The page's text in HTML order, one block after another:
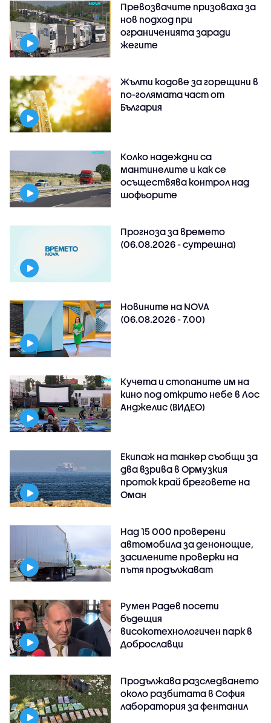
Превозвачите призоваха за
нов подход при
ограниченията заради
жегите
Жълти кодове за горещини в
по-голямата част от
България
Колко надеждни са
мантинелите и как се
осъществява контрол над
шофьорите
Прогноза за времето
(06.08.2026 - сутрешна)
Новините на NOVA
(06.08.2026 - 7.00)
Кучета и стопаните им на
кино под открито небе в Лос
Анджелис (ВИДЕО)
Екипаж на танкер съобщи за
два взрива в Ормузкия
проток край бреговете на
Оман
Над 15 000 проверени
автомобила за денонощие,
засилените проверки на
пътя продължават
Румен Радев посети
бъдещия
високотехнологичен парк в
Доброславци
Продължава разследването
около разбитата в София
лаборатория за фентанил